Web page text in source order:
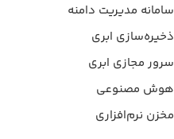
سامانه مدیریت دامنه
ذخیره‌سازی ابری
سرور مجازی ابری
هوش مصنوعی
مخزن نرم‌افزاری